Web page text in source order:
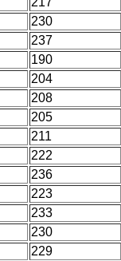
230
237
190
204
208
205
211
222
236
223
233
230
229